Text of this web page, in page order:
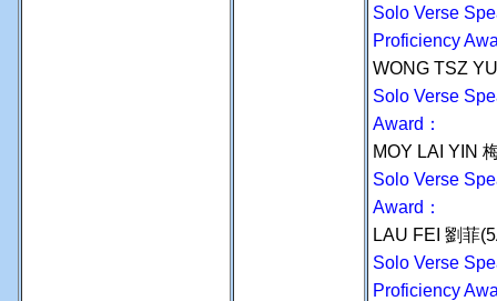
Solo Verse
Proficiency
WONG TSZ
Solo Verse
Award：
MOY LAI YIN
Solo Verse
Award：
LAU FEI 劉菲
Solo Verse
Proficiency